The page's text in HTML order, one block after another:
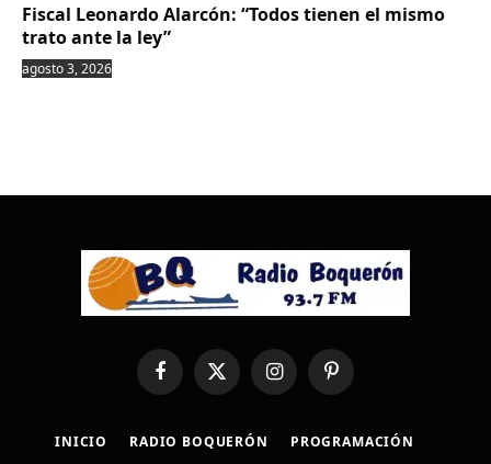
Fiscal Leonardo Alarcón: “Todos tienen el mismo
trato ante la ley”
agosto 3, 2026
FacebookX
(Twitter)
InstagramPinterest
INICIO RADIO BOQUERÓN
PROGRAMACIÓN